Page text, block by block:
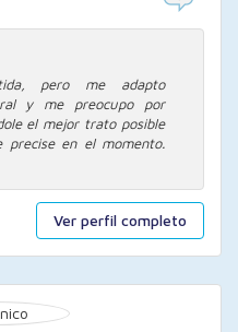
Ver perfil completo
pero me adapto
y me preocupo por
el mejor trato posible
precise en el momento.